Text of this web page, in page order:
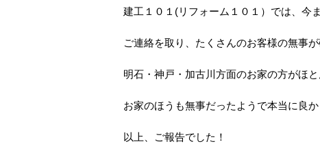
建工１０１(リフォーム１０１）では、今
ご連絡を取り、たくさんのお客様の無事が
明石・神戸・加古川方面のお家の方がほと
お家のほうも無事だったようで本当に良
以上、ご報告でした！